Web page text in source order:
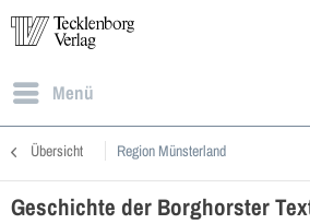
Menü
Übersicht Region Münsterland
Geschichte der Borghorster